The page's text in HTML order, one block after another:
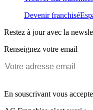
Devenir franchisé
Restez à jour avec la
Renseignez votre email
En souscrivant vous